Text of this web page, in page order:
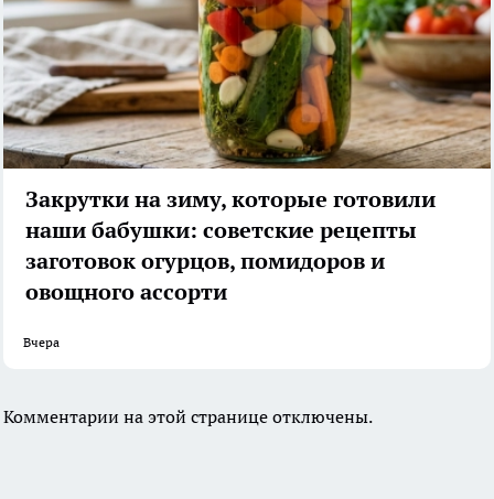
Закрутки на зиму, которые готовили
наши бабушки: советские рецепты
заготовок огурцов, помидоров и
овощного ассорти
Вчера
Комментарии на этой странице отключены.